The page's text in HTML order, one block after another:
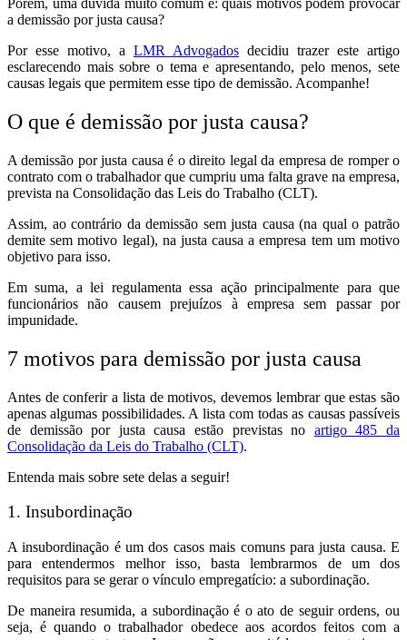
a demissão por justa causa?
Por esse motivo, a LMR Advogados decidiu trazer este artigo
esclarecendo mais sobre o tema e apresentando, pelo menos, sete
causas legais que permitem esse tipo de demissão. Acompanhe!
O que é demissão por justa causa?
A demissão por justa causa é o direito legal da empresa de romper o
contrato com o trabalhador que cumpriu uma falta grave na empresa,
prevista na Consolidação das Leis do Trabalho (CLT).
Assim, ao contrário da demissão sem justa causa (na qual o patrão
demite sem motivo legal), na justa causa a empresa tem um motivo
objetivo para isso.
Em suma, a lei regulamenta essa ação principalmente para que
funcionários não causem prejuízos à empresa sem passar por
impunidade.
7 motivos para demissão por justa causa
Antes de conferir a lista de motivos, devemos lembrar que estas são
apenas algumas possibilidades. A lista com todas as causas passíveis
de demissão por justa causa estão previstas no artigo 485 da
Consolidação da Leis do Trabalho (CLT).
Entenda mais sobre sete delas a seguir!
1. Insubordinação
A insubordinação é um dos casos mais comuns para justa causa. E
para entendermos melhor isso, basta lembrarmos de um dos
requisitos para se gerar o vínculo empregatício: a subordinação.
De maneira resumida, a subordinação é o ato de seguir ordens, ou
seja, é quando o trabalhador obedece aos acordos feitos com a